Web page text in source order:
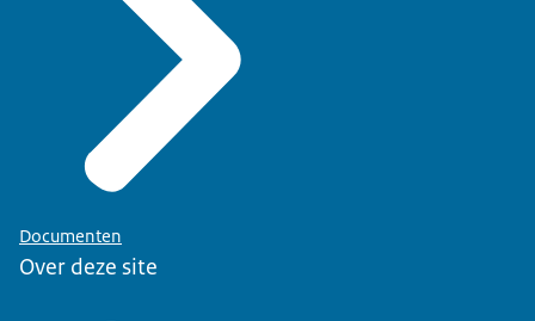
Documenten
Over deze site